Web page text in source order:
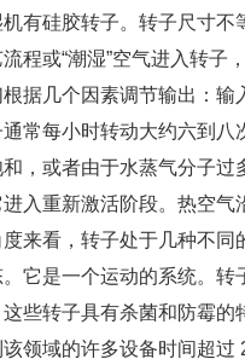
硅胶转子。转子尺寸不
程或“潮湿”空气进入转子
据几个因素调节输出：
常每小时转动大约六到
，或者由于水蒸气分子过
重新激活阶段。热空气沿
来看，转子处于几种不
它是一个运动的系统。
些转子具有杀菌和防霉的
域的许多设备时间超过